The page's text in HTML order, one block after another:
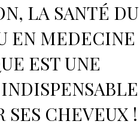
LA SANTÉ DU
EN MEDECINE
EST UNE
SES CHEVEUX !